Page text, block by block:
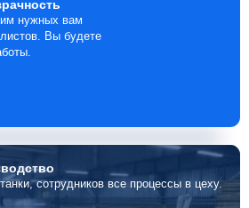
нужных вам
Вы будете
сотрудников все процессы в цеху.